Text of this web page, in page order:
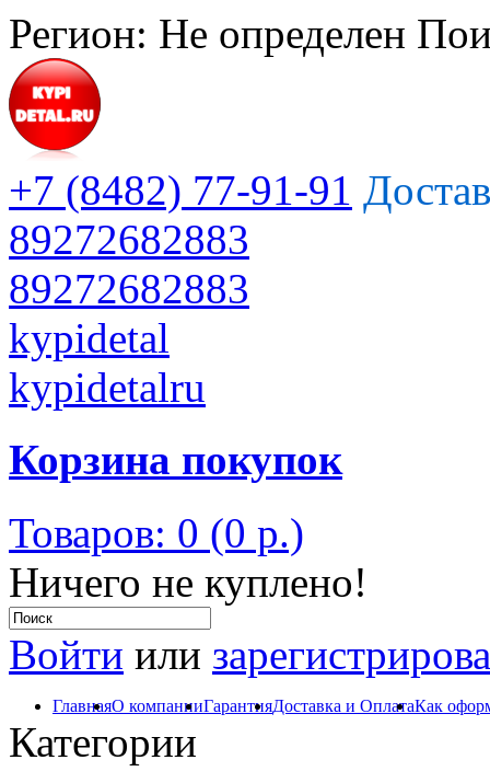
Регион: Не определен
+7 (8482) 77-91-91
89272682883
89272682883
kypidetal
kypidetalru
Корзина покупок
Товаров: 0 (0 р.)
Ничего не куплено!
Войти или
ГлавнаяО компанииГарантияДоставка и ОплатаКак
Категории